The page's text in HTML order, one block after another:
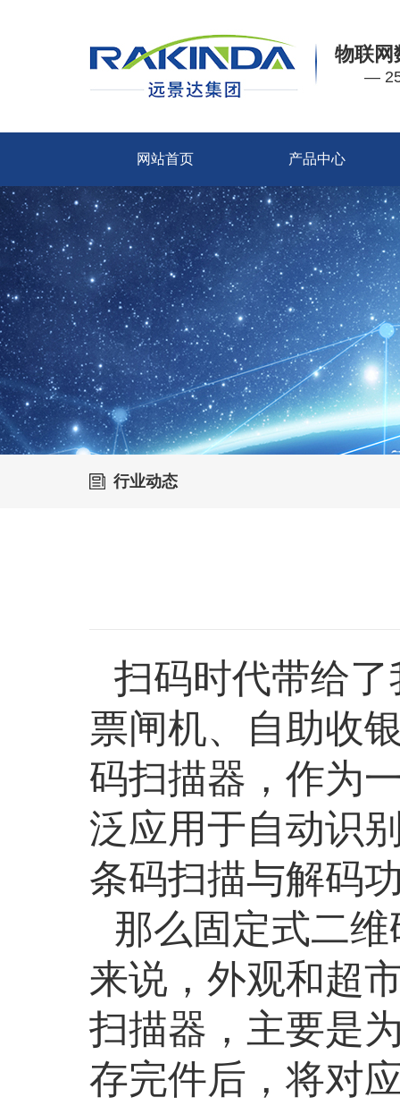
物联网
—
网站首页 产品中心
行业动态
扫码时代带给
票闸机、自助收
码扫描器，作为
泛应用于自动识
条码扫描与解码
那么固定式二
来说，外观和超
扫描器，主要是
存完件后，将对